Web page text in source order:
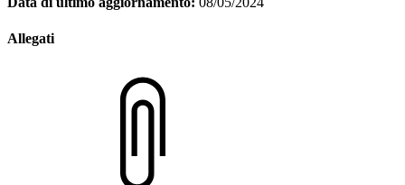
Allegati